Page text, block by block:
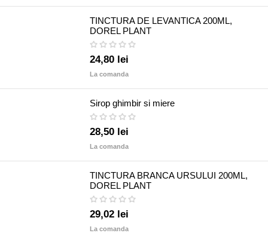
TINCTURA DE LEVANTICA 200ML,
DOREL PLANT
24,80 lei
La comanda
Sirop ghimbir si miere
28,50 lei
La comanda
TINCTURA BRANCA URSULUI 200ML,
DOREL PLANT
29,02 lei
La comanda